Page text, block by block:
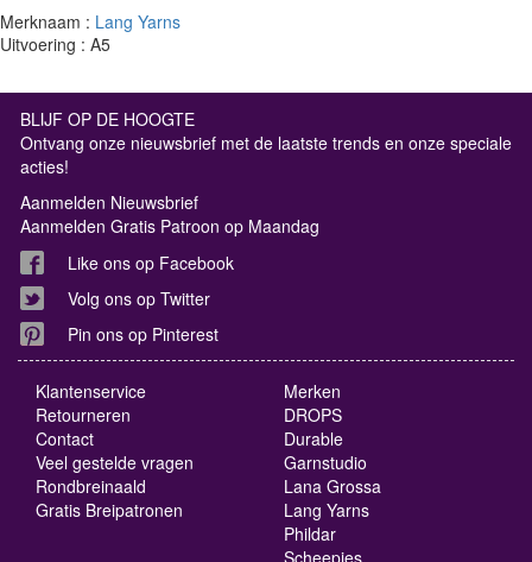
Merknaam : Lang Yarns
Uitvoering : A5
BLIJF OP DE HOOGTE
Ontvang onze nieuwsbrief met de laatste trends en onze speciale
acties!
Aanmelden Nieuwsbrief
Aanmelden Gratis Patroon op Maandag
Like ons op Facebook
Volg ons op Twitter
Pin ons op Pinterest
Klantenservice
Retourneren
Contact
Veel gestelde vragen
Rondbreinaald
Gratis Breipatronen
Merken
DROPS
Durable
Garnstudio
Lana Grossa
Lang Yarns
Phildar